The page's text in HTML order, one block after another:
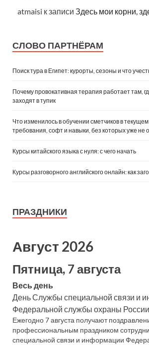
atmaisi к записи Здесь мои корни,
СЛОВО ПАРТНЁРАМ
Поиск тура в Египет: курорты, сезоны и что
Почему провокативная терапия работает там,
заходят в тупик
Что изменилось в обучении сметчиков в
требования, софт и навыки, без которых уже не
Курсы китайского языка с нуля: с чего начать
Курсы разговорного английского онлайн: как
ПРАЗДНИКИ
Август 2026
Пятница, 7 августа
Весь день
День Службы специальной связи и
Федеральной службы охраны России
Ежегодно 7 августа получают
профессиональным праздником
специальной связи и информации